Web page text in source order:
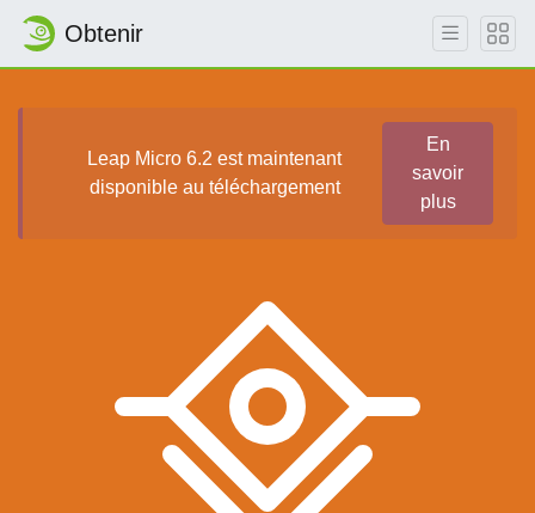
Obtenir
Leap Micro 6.2 est maintenant
disponible au téléchargement
En
savoir
plus